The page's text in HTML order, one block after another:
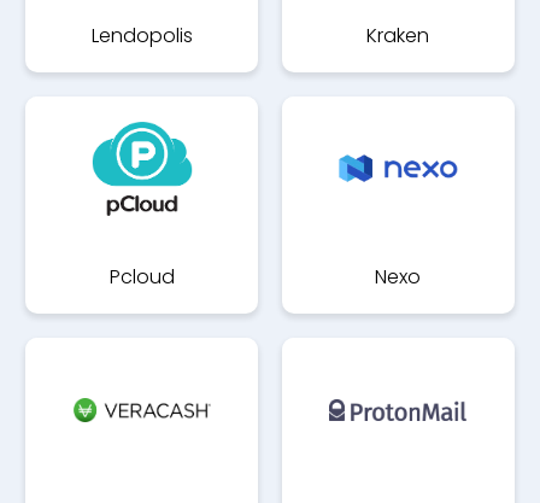
Lendopolis Kraken
Pcloud Nexo